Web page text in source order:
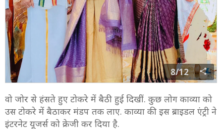
8/12
वो जोर से हंसते हुए टोकरे में बैठी हुई दिखीं. कुछ लोग काव्या को
उस टोकरे में बैठाकर मंडप तक लाए. काव्या की इस ब्राइडल एंट्री ने
इंटरनेट यूजर्स को क्रेजी कर दिया है.